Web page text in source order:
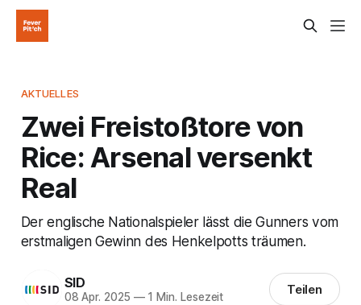
AKTUELLES
Zwei Freistoßtore von
Rice: Arsenal versenkt
Real
Der englische Nationalspieler lässt die Gunners vom
erstmaligen Gewinn des Henkelpotts träumen.
SID
08 Apr. 2025 —1 Min. Lesezeit Teilen